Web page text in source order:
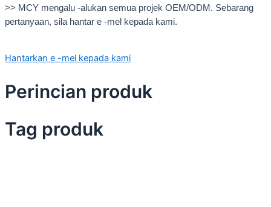
>> MCY mengalu -alukan semua projek OEM/ODM. Sebarang
pertanyaan, sila hantar e -mel kepada kami.
Hantarkan e -mel kepada kami
Perincian produk
Tag produk